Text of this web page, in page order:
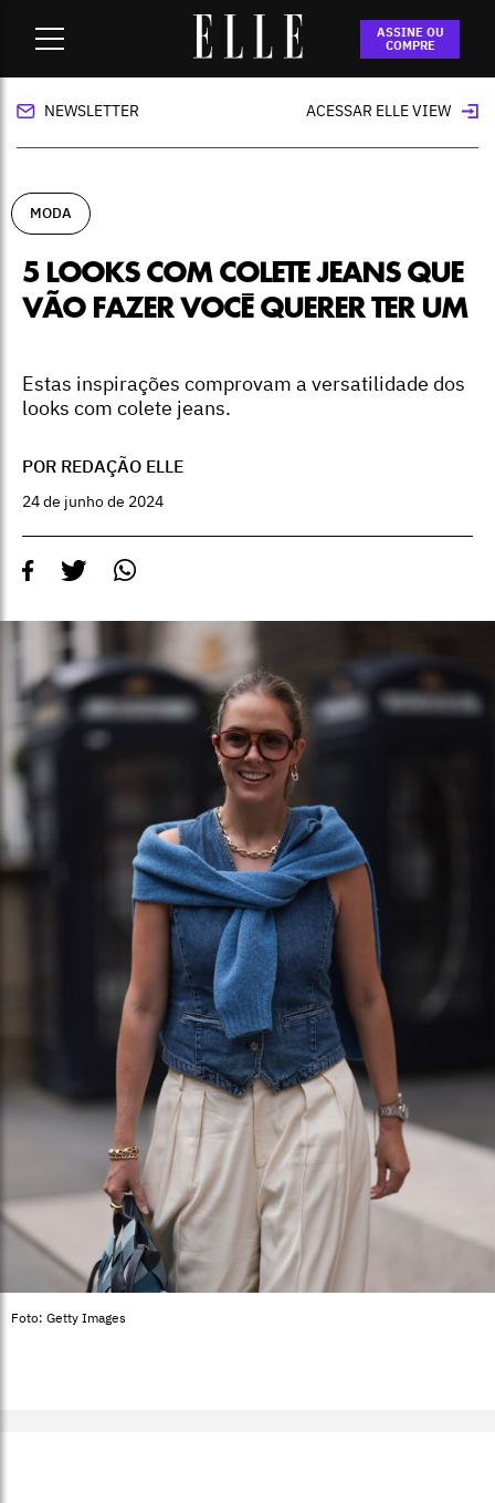
ASSINE OU
COMPRE
5 looks com colete jeans que vão fazer você
querer ter um
NEWSLETTER ACESSAR ELLE VIEW
MODA
5 LOOKS COM COLETE JEANS QUE
VÃO FAZER VOCÊ QUERER TER UM
Estas inspirações comprovam a versatilidade dos
looks com colete jeans.
POR REDAÇÃO ELLE
24 de junho de 2024
Foto: Getty Images